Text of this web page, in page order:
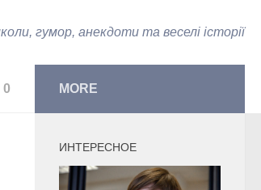
гумор, анекдоти та веселі історії
0 MORE
ИНТЕРЕСНОЕ